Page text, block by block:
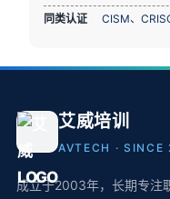
同类认证
CISM、
艾威培训
AVTECH · SINCE
成立于2003年，长期专注